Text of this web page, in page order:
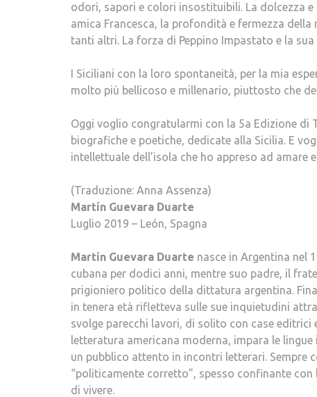
odori, sapori e colori insostituibili. La dolcezza
amica Francesca, la profondità e fermezza
tanti altri. La forza di Peppino Impastato e la
I Siciliani con la loro spontaneità, per la mia
molto più bellicoso e millenario, piuttosto che
Oggi voglio congratularmi con la 5a Edizione
biografiche e poetiche, dedicate alla Sicilia. E
intellettuale dell’isola che ho appreso ad
(Traduzione: Anna Assenza)
Martín Guevara Duarte
Luglio 2019 – León, Spagna
Martín Guevara Duarte nasce in Argentina nel
cubana per dodici anni, mentre suo padre, il
prigioniero politico della dittatura argentina.
in tenera età rifletteva sulle sue inquietudini
svolge parecchi lavori, di solito con case
letteratura americana moderna, impara le
un pubblico attento in incontri letterari. Sempre
“politicamente corretto”, spesso confinante
di vivere.